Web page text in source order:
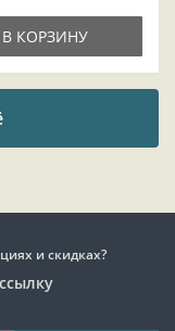
В КОРЗИНУ
и скидках?